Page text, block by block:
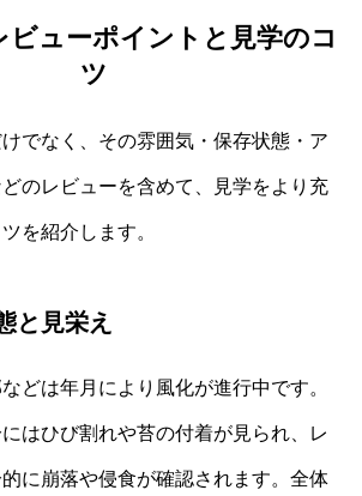
ビューポイントと見学のコ
ツ
でなく、その雰囲気・保存状態・ア
のレビューを含めて、見学をより充
を紹介します。
と見栄え
どは年月により風化が進行中です。
はひび割れや苔の付着が見られ、レ
に崩落や侵食が確認されます。全体